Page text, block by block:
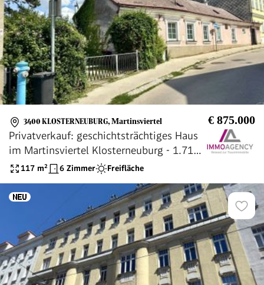
3400 KLOSTERNEUBURG, Martinsviertel € 875.000
Privatverkauf: geschichtsträchtiges Haus
im Martinsviertel Klosterneuburg - 1.711
m² Grundstück (1.119 m² Baugrund) mit
möglich
117 m² 6 Zimmer Freifläche